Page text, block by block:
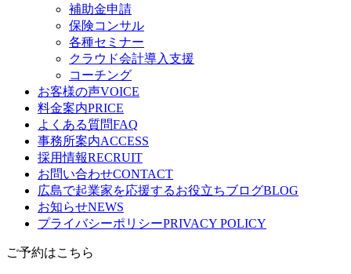
補助金申請
保険コンサル
各種セミナー
クラウド会計導入支援
コーチング
お客様の声VOICE
料金案内PRICE
よくある質問FAQ
事務所案内ACCESS
採用情報RECRUIT
お問い合わせCONTACT
広島で起業家を応援するお役立ちブログBLOG
お知らせNEWS
プライバシーポリシーPRIVACY POLICY
ご予約はこちら